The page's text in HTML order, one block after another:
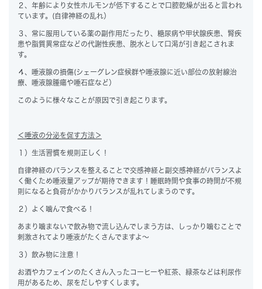
２、年齢により女性ホルモンが低下することで口腔乾燥が出ると言われ
ています。(自律神経の乱れ）
３、常に服用している薬の副作用だったり、糖尿病や甲状腺疾患、腎疾
患や脂質異常症などの代謝性疾患、脱水として口渇が引き起こされま
す。
４、唾液腺の損傷(シェーグレン症候群や唾液腺に近い部位の放射線治
療、唾液腺腫瘍や唾石症など）
このように様々なことが原因で引き起こります。
＜唾液の分泌を促す方法＞
１）生活習慣を規則正しく！
自律神経のバランスを整えることで交感神経と副交感神経がバランスよ
く働くため唾液量アップが期待できます！睡眠時間や食事の時間が不規
則になると負荷がかかりバランスが乱れてしまうのです。
２）よく噛んで食べる！
あまり噛まないで飲み物で流し込んでしまう方は、しっかり噛むことで
刺激されてより唾液がたくさんでますよ～
３）飲み物に注意！
お酒やカフェインのたくさん入ったコーヒーや紅茶、緑茶などは利尿作
用があるため、尿をだしやすくします。